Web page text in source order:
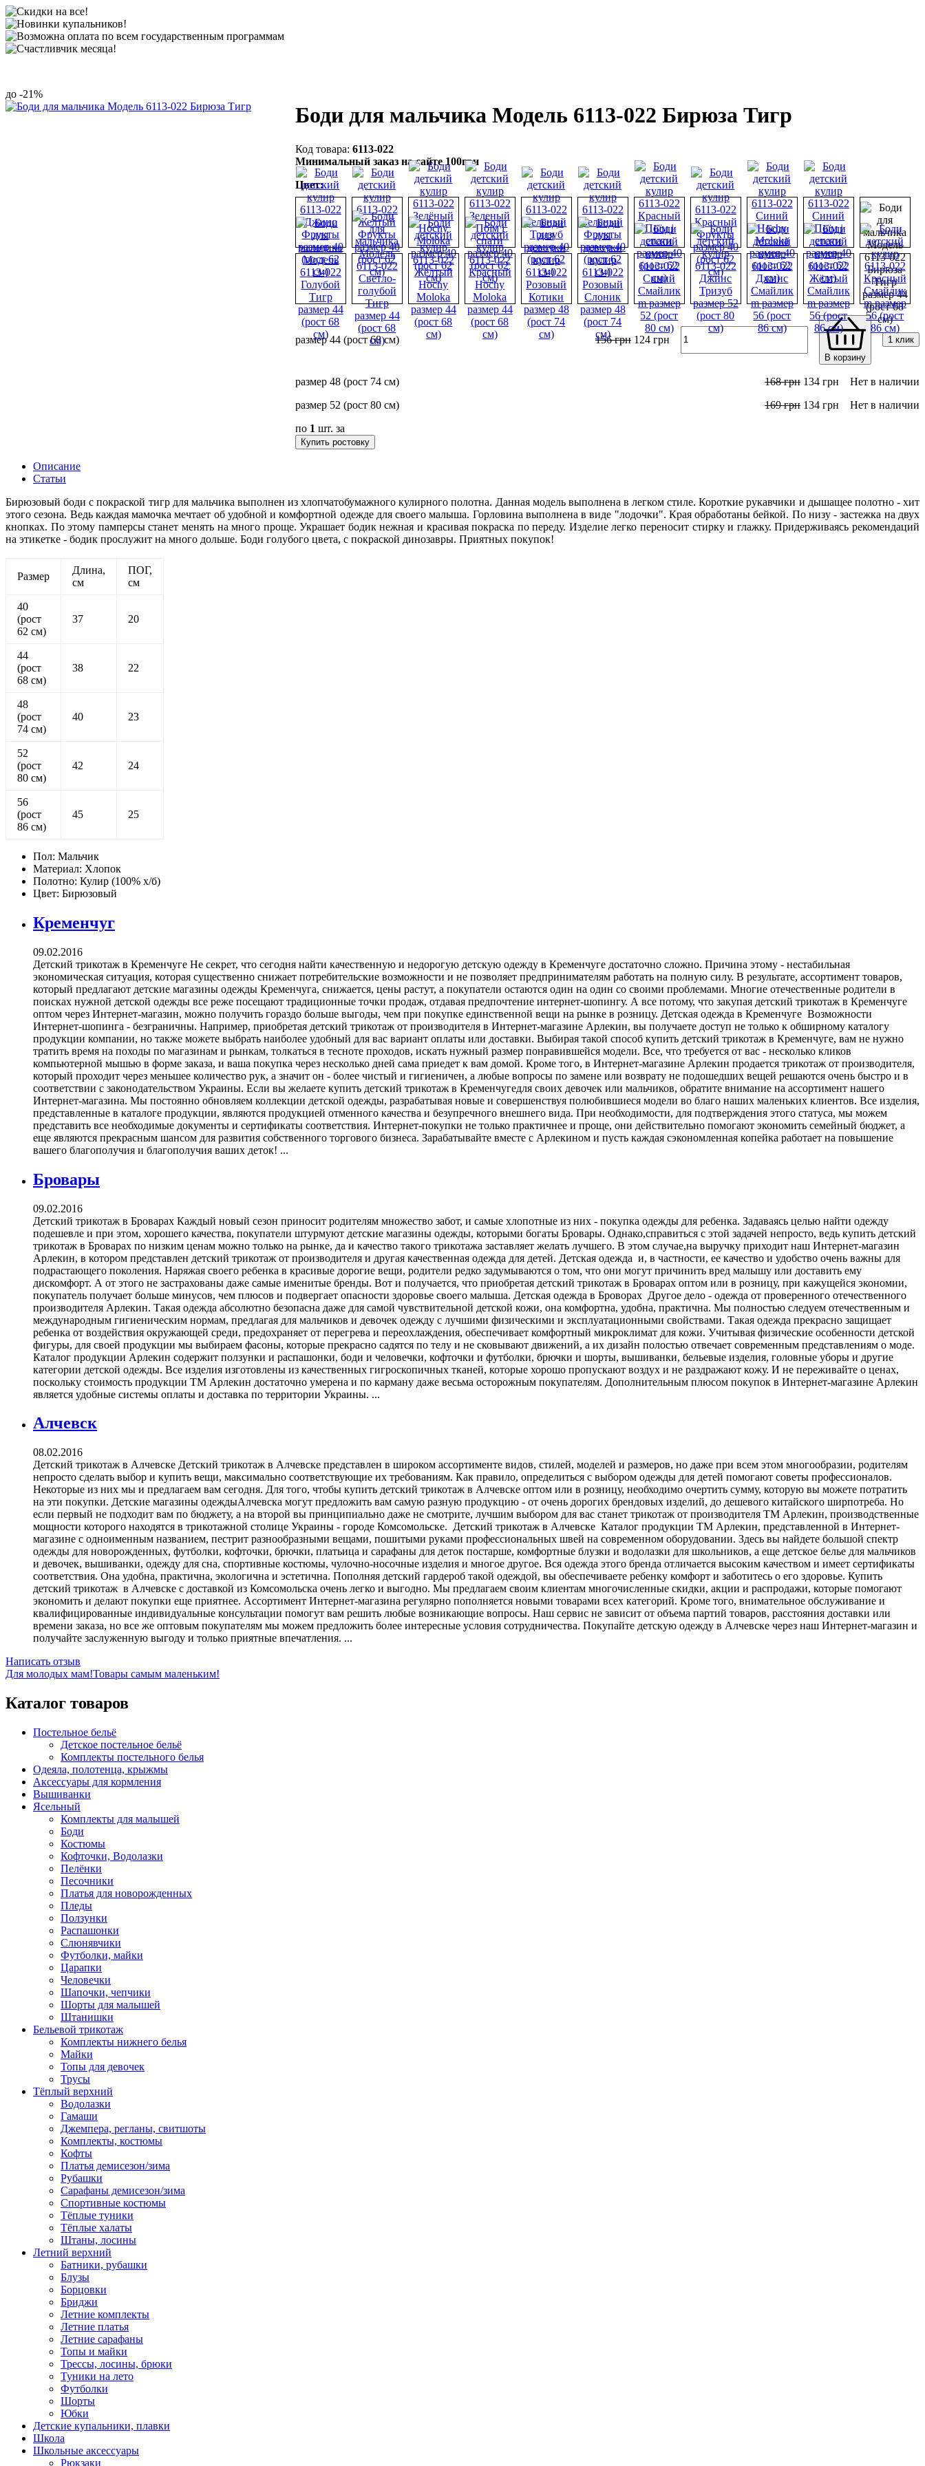
-21%
Боди для мальчика Модель 6113-022 Бирюза Тигр
6113-022
Минимальный заказ на сайте 100грн
Цвет:
размер 44 (рост 68 см) 156грн 124 грн
В корзину
1 клик
размер 48 (рост 74 см) 168грн 134 грн
Нет в наличии
размер 52 (рост 80 см)
169грн 134 грн
Нет в наличии
по 1 шт. за
Купить ростовку
Описание
Статьи
Бирюзовый боди с покраской тигр для мальчика выполнен из хлопчатобумажного кулирного полотна. Данная модель выполнена в легком стиле. Короткие рукавчики и дышащее полотно - хит
этого сезона. Ведь каждая мамочка мечтает об удобной и комфортной одежде для своего малыша. Горловина выполнена в виде "лодочки". Края обработаны бейкой. По низу - застежка на двух
кнопках. По этому памперсы станет менять на много проще. Украшает бодик нежная и красивая покраска по переду. Изделие легко переносит стирку и глажку. Придерживаясь рекомендаций
на этикетке - бодик прослужит на много дольше. Боди голубого цвета, с покраской динозавры. Приятных покупок!
Размер
Длина,
см
ПОГ,
см
40
(рост
62 см)
37 20
44
(рост
68 см)
38 22
48
(рост
74 см)
40 23
52
(рост
80 см)
42 24
56
(рост
86 см)
45 25
Пол: Мальчик
Материал: Хлопок
Полотно: Кулир (100% х/б)
Цвет: Бирюзовый
Кременчуг
09.02.2016
Детский трикотаж в Кременчуге Не секрет, что сегодня найти качественную и недорогую детскую одежду в Кременчуге достаточно сложно. Причина этому - нестабильная
экономическая ситуация, которая существенно снижает потребительские возможности и не позволяет предпринимателям работать на полную силу. В результате, ассортимент товаров,
который предлагают детские магазины одежды Кременчуга, снижается, цены растут, а покупатели остаются один на один со своими проблемами. Многие отечественные родители в
поисках нужной детской одежды все реже посещают традиционные точки продаж, отдавая предпочтение интернет-шопингу. А все потому, что закупая детский трикотаж в Кременчуге
оптом через Интернет-магазин, можно получить гораздо больше выгоды, чем при покупке единственной вещи на рынке в розницу. Детская одежда в Кременчуге Возможности
Интернет-шопинга - безграничны. Например, приобретая детский трикотаж от производителя в Интернет-магазине Арлекин, вы получаете доступ не только к обширному каталогу
продукции компании, но также можете выбрать наиболее удобный для вас вариант оплаты или доставки. Выбирая такой способ купить детский трикотаж в Кременчуге, вам не нужно
тратить время на походы по магазинам и рынкам, толкаться в тесноте проходов, искать нужный размер понравившейся модели. Все, что требуется от вас - несколько кликов
компьютерной мышью в форме заказа, и ваша покупка через несколько дней сама приедет к вам домой. Кроме того, в Интернет-магазине Арлекин продается трикотаж от производителя,
который проходит через меньшее количество рук, а значит он - более чистый и гигиеничен, а любые вопросы по замене или возврату не подошедших вещей решаются очень быстро и в
соответствии с законодательством Украины. Если вы желаете купить детский трикотаж в Кременчугедля своих девочек или мальчиков, обратите внимание на ассортимент нашего
Интернет-магазина. Мы постоянно обновляем коллекции детской одежды, разрабатывая новые и совершенствуя полюбившиеся модели во благо наших маленьких клиентов. Все изделия,
представленные в каталоге продукции, являются продукцией отменного качества и безупречного внешнего вида. При необходимости, для подтверждения этого статуса, мы можем
представить все необходимые документы и сертификаты соответствия. Интернет-покупки не только практичнее и проще, они действительно помогают экономить семейный бюджет, а
еще являются прекрасным шансом для развития собственного торгового бизнеса. Зарабатывайте вместе с Арлекином и пусть каждая сэкономленная копейка работает на повышение
вашего благополучия и благополучия ваших деток! ...
Бровары
09.02.2016
Детский трикотаж в Броварах Каждый новый сезон приносит родителям множество забот, и самые хлопотные из них - покупка одежды для ребенка. Задаваясь целью найти одежду
подешевле и при этом, хорошего качества, покупатели штурмуют детские магазины одежды, которыми богаты Бровары. Однако,справиться с этой задачей непросто, ведь купить детский
трикотаж в Броварах по низким ценам можно только на рынке, да и качество такого трикотажа заставляет желать лучшего. В этом случае,на выручку приходит наш Интернет-магазин
Арлекин, в котором представлен детский трикотаж от производителя и другая качественная одежда для детей. Детская одежда и, в частности, ее качество и удобство очень важны для
подрастающего поколения. Наряжая своего ребенка в красивые дорогие вещи, родители редко задумываются о том, что они могут причинить вред малышу или доставить ему
дискомфорт. А от этого не застрахованы даже самые именитые бренды. Вот и получается, что приобретая детский трикотаж в Броварах оптом или в розницу, при кажущейся экономии,
покупатель получает больше минусов, чем плюсов и подвергает опасности здоровье своего малыша. Детская одежда в Броворах Другое дело - одежда от проверенного отечественного
производителя Арлекин. Такая одежда абсолютно безопасна даже для самой чувствительной детской кожи, она комфортна, удобна, практична. Мы полностью следуем отечественным и
международным гигиеническим нормам, предлагая для мальчиков и девочек одежду с лучшими физическими и эксплуатационными свойствами. Такая одежда прекрасно защищает
ребенка от воздействия окружающей среди, предохраняет от перегрева и переохлаждения, обеспечивает комфортный микроклимат для кожи. Учитывая физические особенности детской
фигуры, для своей продукции мы выбираем фасоны, которые прекрасно садятся по телу и не сковывают движений, а их дизайн полостью отвечает современным представлениям о моде.
Каталог продукции Арлекин содержит ползунки и распашонки, боди и человечки, кофточки и футболки, брючки и шорты, вышиванки, бельевые изделия, головные уборы и другие
категории детской одежды. Все изделия изготовлены из качественных гигроскопичных тканей, которые хорошо пропускают воздух и не раздражают кожу. И не переживайте о ценах,
поскольку стоимость продукции ТМ Арлекин достаточно умерена и по карману даже весьма осторожным покупателям. Дополнительным плюсом покупок в Интернет-магазине Арлекин
является удобные системы оплаты и доставка по территории Украины. ...
Алчевск
08.02.2016
Детский трикотаж в Алчевске Детский трикотаж в Алчевске представлен в широком ассортименте видов, стилей, моделей и размеров, но даже при всем этом многообразии, родителям
непросто сделать выбор и купить вещи, максимально соответствующие их требованиям. Как правило, определиться с выбором одежды для детей помогают советы профессионалов.
Некоторые из них мы и предлагаем вам сегодня. Для того, чтобы купить детский трикотаж в Алчевске оптом или в розницу, необходимо очертить сумму, которую вы можете потратить
на эти покупки. Детские магазины одеждыАлчевска могут предложить вам самую разную продукцию - от очень дорогих брендовых изделий, до дешевого китайского ширпотреба. Но
если первый не подходит вам по бюджету, а на второй вы принципиально даже не смотрите, лучшим выбором для вас станет трикотаж от производителя ТМ Арлекин, производственные
мощности которого находятся в трикотажной столице Украины - городе Комсомольске. Детский трикотаж в Алчевске Каталог продукции ТМ Арлекин, представленной в Интернет-
магазине с одноименным названием, пестрит разнообразными вещами, пошитыми руками профессиональных швей на современном оборудовании. Здесь вы найдете большой спектр
одежды для новорожденных, футболки, кофточки, брючки, платьица и сарафаны для деток постарше, комфортные блузки и водолазки для школьников, а еще детское белье для мальчиков
и девочек, вышиванки, одежду для сна, спортивные костюмы, чулочно-носочные изделия и многое другое. Вся одежда этого бренда отличается высоким качеством и имеет сертификаты
соответствия. Она удобна, практична, экологична и эстетична. Пополняя детский гардероб такой одеждой, вы обеспечиваете ребенку комфорт и заботитесь о его здоровье. Купить
детский трикотаж в Алчевске с доставкой из Комсомольска очень легко и выгодно. Мы предлагаем своим клиентам многочисленные скидки, акции и распродажи, которые помогают
экономить и делают покупки еще приятнее. Ассортимент Интернет-магазина регулярно пополняется новыми товарами всех категорий. Кроме того, внимательное обслуживание и
квалифицированные индивидуальные консультации помогут вам решить любые возникающие вопросы. Наш сервис не зависит от объема партий товаров, расстояния доставки или
времени заказа, но все же оптовым покупателям мы можем предложить более интересные условия сотрудничества. Покупайте детскую одежду в Алчевске через наш Интернет-магазин и
получайте заслуженную выгоду и только приятные впечатления. ...
Написать отзыв
Для молодых мам!Товары самым маленьким!
Каталог товаров
Постельное бельё
Детское постельное бельё
Комплекты постельного белья
Одеяла, полотенца, крыжмы
Аксессуары для кормления
Вышиванки
Ясельный
Комплекты для малышей
Боди
Костюмы
Кофточки, Водолазки
Пелёнки
Песочники
Платья для новорожденных
Пледы
Ползунки
Распашонки
Слюнявчики
Футболки, майки
Царапки
Человечки
Шапочки, чепчики
Шорты для малышей
Штанишки
Бельевой трикотаж
Комплекты нижнего белья
Майки
Топы для девочек
Трусы
Тёплый верхний
Водолазки
Гамаши
Джемпера, регланы, свитшоты
Комплекты, костюмы
Кофты
Платья демисезон/зима
Рубашки
Сарафаны демисезон/зима
Спортивные костюмы
Тёплые туники
Тёплые халаты
Штаны, лосины
Летний верхний
Батники, рубашки
Блузы
Борцовки
Бриджи
Летние комплекты
Летние платья
Летние сарафаны
Топы и майки
Трессы, лосины, брюки
Туники на лето
Футболки
Шорты
Юбки
Детские купальники, плавки
Школа
Школьные аксессуары
Рюкзаки